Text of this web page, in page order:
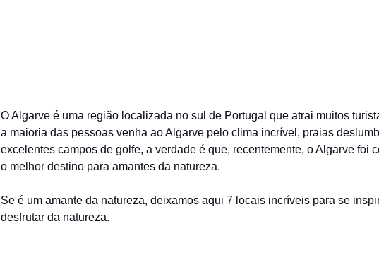
O Algarve é uma região localizada no sul de Portugal que atrai muitos
a maioria das pessoas venha ao Algarve pelo clima incrível, praias
excelentes campos de golfe, a verdade é que, recentemente, o Algarve foi
o melhor destino para amantes da natureza.
Se é um amante da natureza, deixamos aqui 7 locais incríveis para se
desfrutar da natureza.